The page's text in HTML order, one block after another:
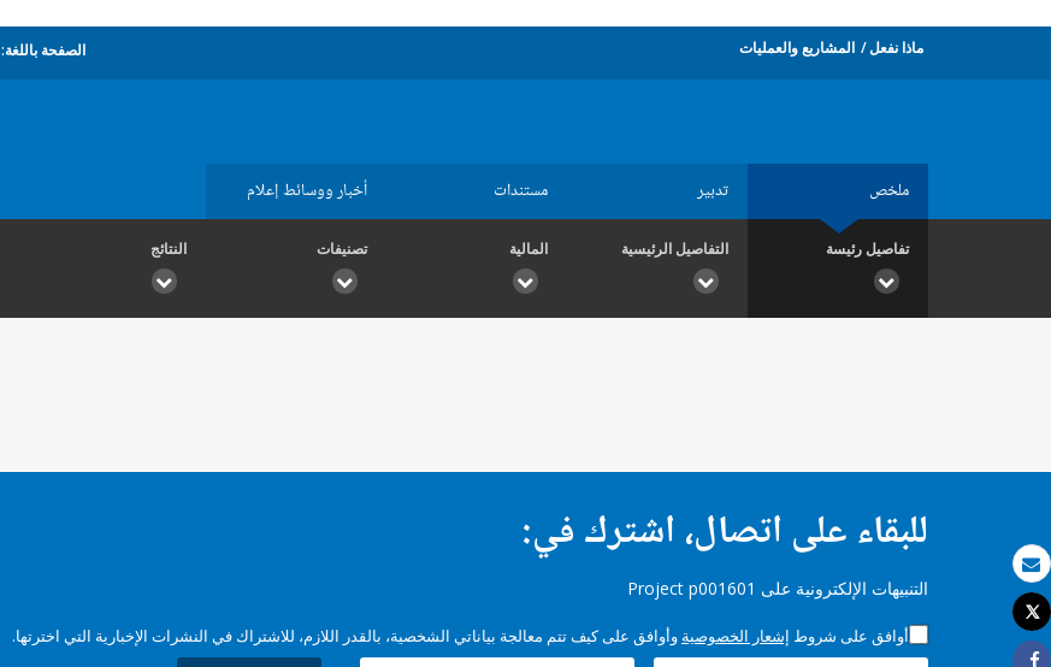
بريد الكتروني
طباعة
Tweet
ماذا نفعل المشاريع والعمليات الصفحة باللغة:
ملخص تدبير مستندات أخبار ووسائط إعلام
تفاصيل رئيسة التفاصيل الرئيسية المالية تصنيفات النتائج
للبقاء على اتصال، اشترك في:
التنبيهات الإلكترونية على Project p001601
أوافق على شروط إشعار الخصوصية وأوافق على كيف تتم معالجة بياناتي الشخصية، بالقدر اللازم، للاشتراك في النشرات الإخبارية التي اخترتها.